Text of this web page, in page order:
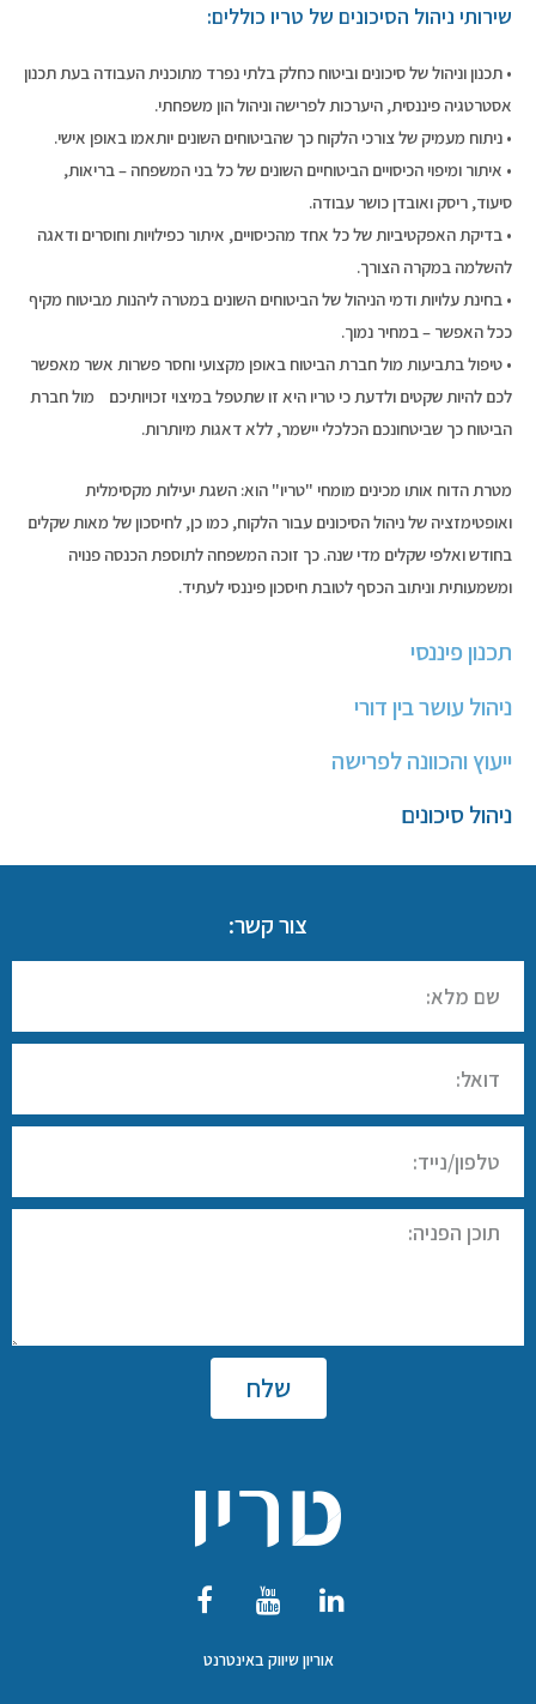
תכנון פיננסי
ניהול עושר בין דורי
ייעוץ והכוונה לפרישה
ניהול סיכונים
שירותי ניהול הסיכונים של טריו כוללים:
• תכנון וניהול של סיכונים וביטוח כחלק בלתי נפרד מתוכנית העבודה בעת תכנון
אסטרטגיה פיננסית, היערכות לפרישה וניהול הון משפחתי.
• ניתוח מעמיק של צורכי הלקוח כך שהביטוחים השונים יותאמו באופן אישי.
• איתור ומיפוי הכיסויים הביטוחיים השונים של כל בני המשפחה – בריאות,
סיעוד, ריסק ואובדן כושר עבודה.
• בדיקת האפקטיביות של כל אחד מהכיסויים, איתור כפילויות וחוסרים ודאגה
להשלמה במקרה הצורך.
• בחינת עלויות ודמי הניהול של הביטוחים השונים במטרה ליהנות מביטוח מקיף
ככל האפשר – במחיר נמוך.
• טיפול בתביעות מול חברת הביטוח באופן מקצועי וחסר פשרות אשר מאפשר
לכם להיות שקטים ולדעת כי טריו היא זו שתטפל במיצוי זכויותיכם מול חברת
הביטוח כך שביטחונכם הכלכלי יישמר, ללא דאגות מיותרות.
מטרת הדוח אותו מכינים מומחי "טריו" הוא: השגת יעילות מקסימלית
ואופטימזציה של ניהול הסיכונים עבור הלקוח, כמו כן, לחיסכון של מאות שקלים
בחודש ואלפי שקלים מדי שנה. כך זוכה המשפחה לתוספת הכנסה פנויה
ומשמעותית וניתוב הכסף לטובת חיסכון פיננסי לעתיד.
צור קשר:
שלח
אוריון שיווק באינטרנט